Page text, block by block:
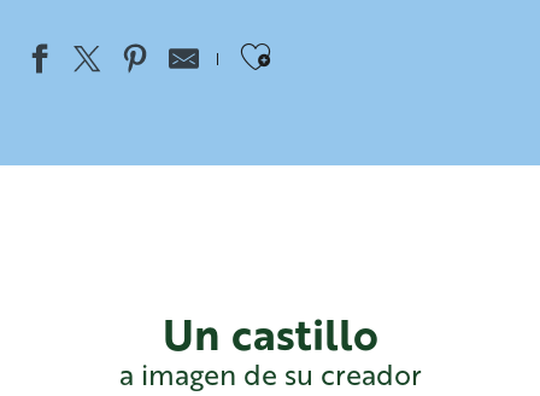
Ajouter aux
Un castillo
a imagen de su creador